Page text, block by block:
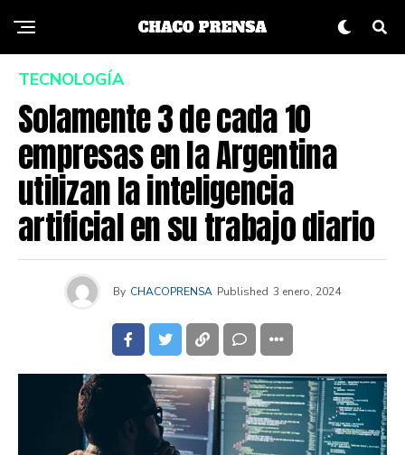
TECNOLOGÍA
Solamente 3 de cada 10
empresas en la Argentina
utilizan la inteligencia
artificial en su trabajo diario
By CHACOPRENSA Published 3 enero, 2024